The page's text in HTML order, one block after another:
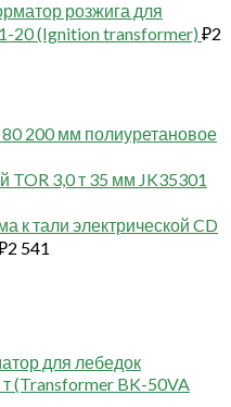
розжига для
20 (Ignition transformer) ₽2
200 мм полиуретановое
TOR 3,0 т 35 мм JK35301
к тали электрической CD
2 541
для лебедок
(Transformer BK-50VA